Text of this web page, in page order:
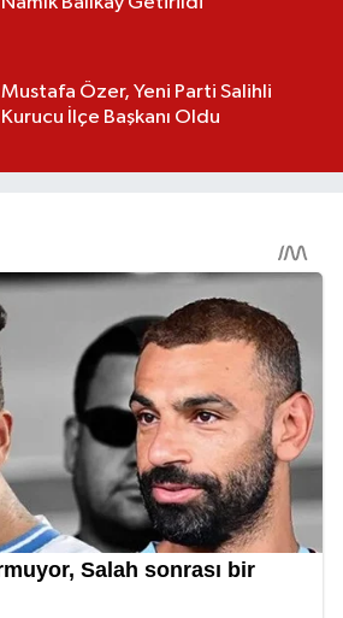
Mustafa Özer, Yeni Parti Salihli
Kurucu İlçe Başkanı Oldu